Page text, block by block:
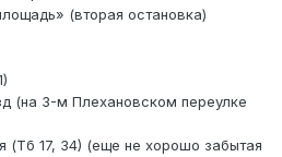
(вторая остановка)
(на 3-м Плехановском переулке
(Тб 17, 34) (еще не хорошо забытая